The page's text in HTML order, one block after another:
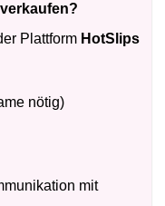
Plattform HotSlips
nötig)
mit